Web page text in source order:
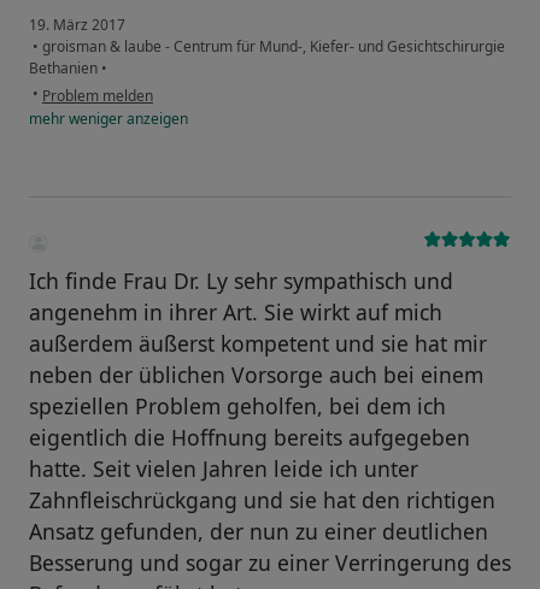
19. März 2017
• groisman & laube - Centrum für Mund-, Kiefer- und Gesichtschirurgie
Bethanien •
• Problem melden
mehrwenigeranzeigen
Ich finde Frau Dr. Ly sehr sympathisch und
angenehm in ihrer Art. Sie wirkt auf mich
außerdem äußerst kompetent und sie hat mir
neben der üblichen Vorsorge auch bei einem
speziellen Problem geholfen, bei dem ich
eigentlich die Hoffnung bereits aufgegeben
hatte. Seit vielen Jahren leide ich unter
Zahnfleischrückgang und sie hat den richtigen
Ansatz gefunden, der nun zu einer deutlichen
Besserung und sogar zu einer Verringerung des